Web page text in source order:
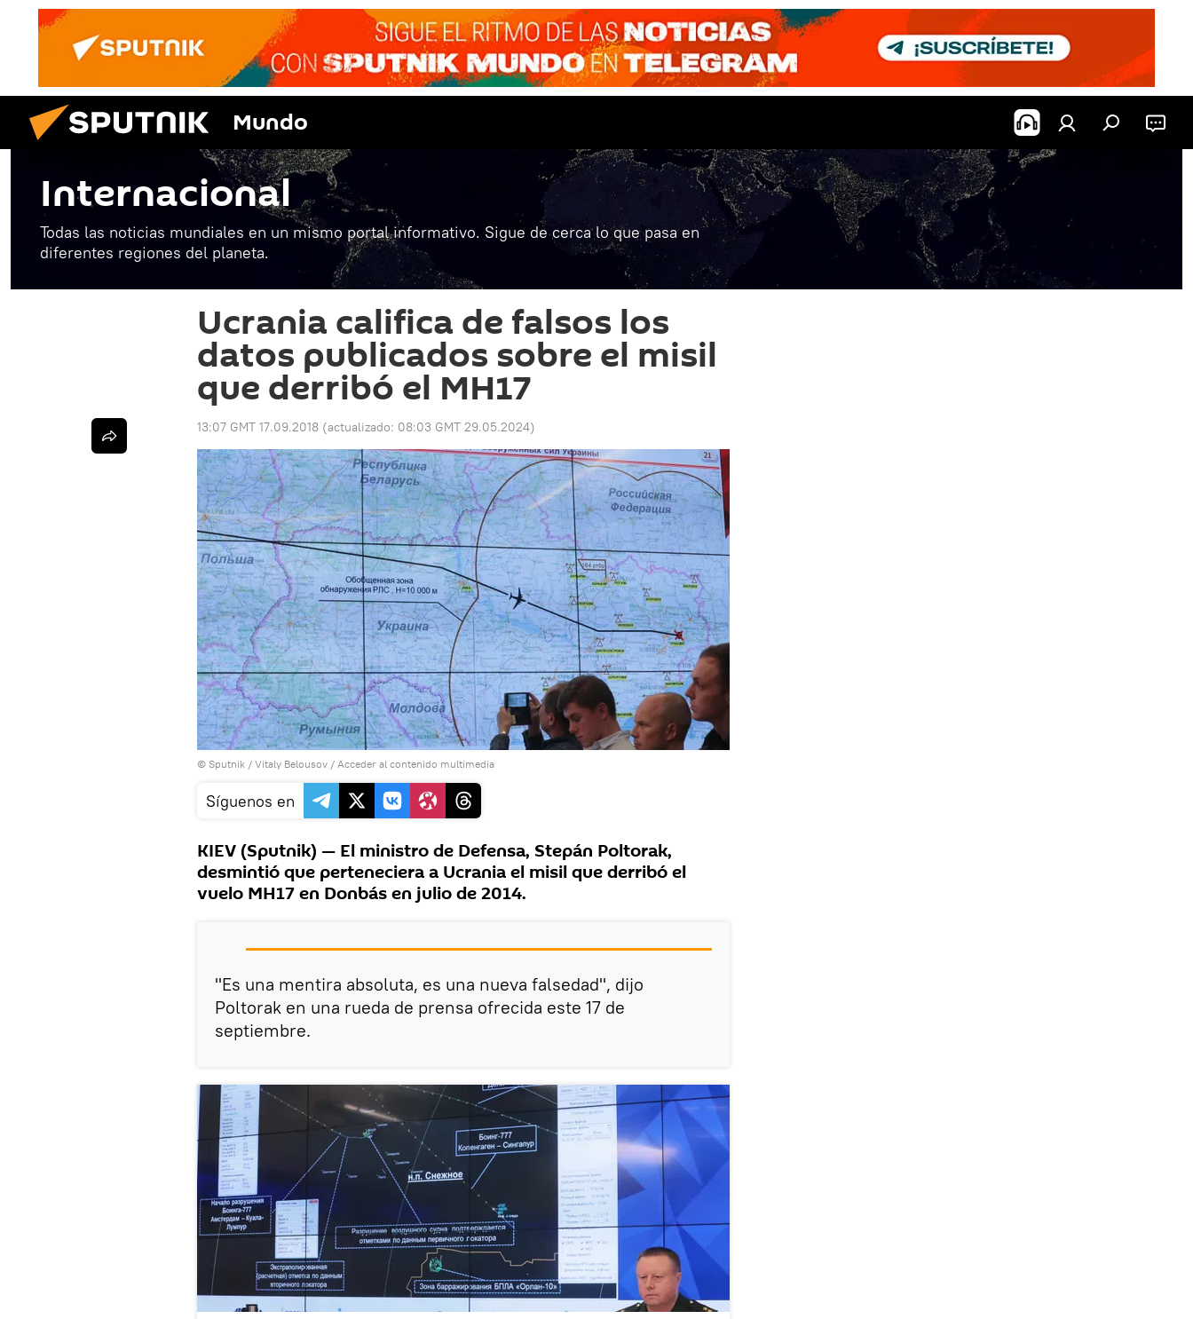
Mundo
Internacional
Todas las noticias mundiales en un mismo portal informativo. Sigue de cerca lo que pasa en
diferentes regiones del planeta.
Ucrania califica de falsos los
datos publicados sobre el misil
que derribó el MH17
13:07 GMT 17.09.2018 (actualizado: 08:03 GMT 29.05.2024)
© Sputnik / Vitaly Belousov / Acceder al contenido multimedia
Síguenos en
KIEV (Sputnik) — El ministro de Defensa, Stepán Poltorak,
desmintió que perteneciera a Ucrania el misil que derribó el
vuelo MH17 en Donbás en julio de 2014.
"Es una mentira absoluta, es una nueva falsedad", dijo
Poltorak en una rueda de prensa ofrecida este 17 de
septiembre.